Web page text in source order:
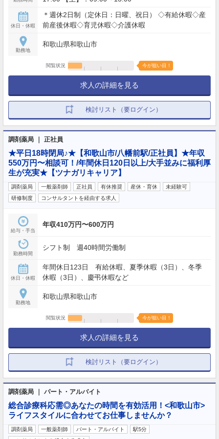
休日・休暇
＊週休2日制（定休日：日曜、祝日） ◇有給休暇◇産
前産後休暇◇育児休暇◇介護休暇
勤務地
和歌山県和歌山市
閲覧状況 今が狙い目！
求人の詳細を見る
検討リスト（要ログイン）
調剤薬局 ｜ 正社員
★平日18時閉局♪★【和歌山市/八幡前駅/正社員】★年収
550万円〜相談可！/年間休日120日以上/大手並みに福利厚
生が充実★【ツナガリキャリア】
調剤薬局 一般薬剤師 正社員 有休推奨 産休・育休
未経験可
研修制度
コンサルタントを経由する求人
給与・手当
年収410万円〜600万円
勤務時間
シフト制 週40時間労働制
休日・休暇
年間休日123日 有給休暇、夏季休暇（3日）、冬季
休暇（3日）、慶弔休暇など
勤務地
和歌山県和歌山市
閲覧状況 今が狙い目！
求人の詳細を見る
検討リスト（要ログイン）
調剤薬局 ｜ パート・アルバイト
総合診療科応需◎あなたの時間を有効活用！<和歌山市>
ライフスタイルに合わせてお仕事しませんか？
調剤薬局 一般薬剤師 パート・アルバイト
駅5分